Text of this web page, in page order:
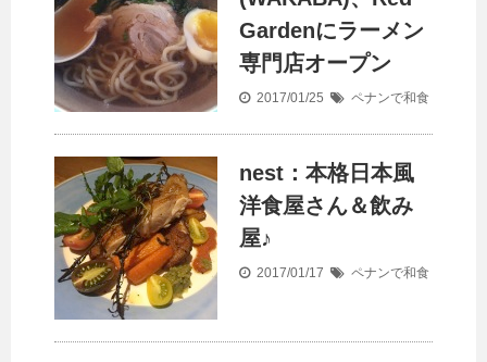
Gardenにラーメン
専門店オープン
2017/01/25 ペナンで和食
nest：本格日本風
洋食屋さん＆飲み
屋♪
2017/01/17 ペナンで和食